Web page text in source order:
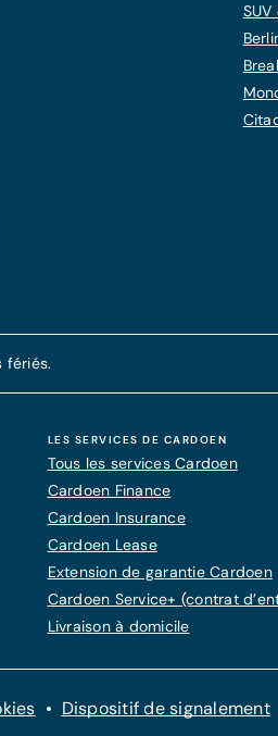
fériés.
LES SERVICES DE CARDOEN
Tous les services Cardoen
Cardoen Finance
Cardoen Insurance
Cardoen Lease
Extension de garantie Cardoen
Cardoen Service+ (contrat
Livraison à domicile
Dispositif de signalement